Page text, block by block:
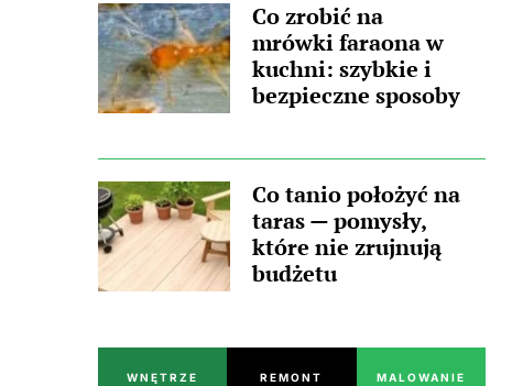
Co zrobić na
mrówki faraona w
kuchni: szybkie i
bezpieczne sposoby
Co tanio położyć na
taras — pomysły,
które nie zrujnują
budżetu
WNĘTRZE REMONT MALOWANIE